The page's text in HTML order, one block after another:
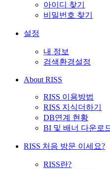
아이디 찾기
비밀번호 찾기
설정
내 정보
검색환경설정
About RISS
RISS 이용방법
RISS 지식더하기
DB연계 현황
BI 및 배너 다운로
RISS 처음 방문 이세요?
RISS란?